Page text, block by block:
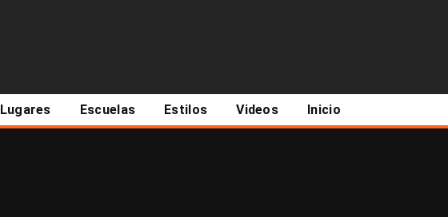
Lugares Escuelas Estilos Videos Inicio